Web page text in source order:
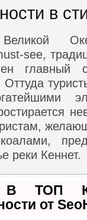
в
Великой
see,
главный
реки Кеннет.
В ТОП
от